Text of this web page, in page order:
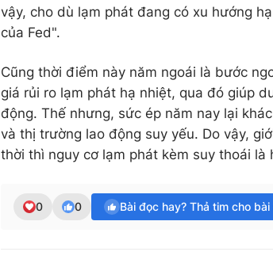
vậy, cho dù lạm phát đang có xu hướng
của Fed".
Cũng thời điểm này năm ngoái là bước
giá rủi ro lạm phát hạ nhiệt, qua đó giúp
động. Thế nhưng, sức ép năm nay lại
và thị trường lao động suy yếu. Do vậy,
thời thì nguy cơ lạm phát kèm suy thoái là
0 0 Bài đọc hay? Thả tim cho